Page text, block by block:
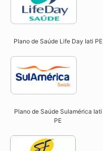
Plano de Saúde Life Day Iati PE
Plano de Saúde Sulamérica Iati
PE